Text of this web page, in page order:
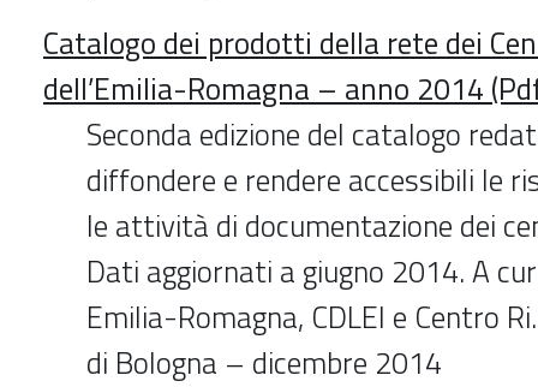
Catalogo dei prodotti della rete dei
dell’Emilia-Romagna – anno 2014
Seconda edizione del catalogo
diffondere e rendere accessibili le
le attività di documentazione dei
Dati aggiornati a giugno 2014. A
Emilia-Romagna, CDLEI e Centro
di Bologna – dicembre 2014